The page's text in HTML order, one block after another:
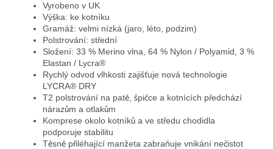
Vyrobeno v UK
Výška: ke kotníku
Gramáž: velmi nízká (jaro, léto, podzim)
Polstrování: střední
Složení: 33 % Merino vlna, 64 % Nylon / Polyamid, 3 %
Elastan / Lycra®
Rychlý odvod vlhkosti zajišťuje nová technologie
LYCRA® DRY
T2 polstrování na patě, špičce a kotnících předchází
nárazům a otlakům
Komprese okolo kotníků a ve středu chodidla
podporuje stabilitu
Těsně přiléhající manžeta zabraňuje vnikání nečistot